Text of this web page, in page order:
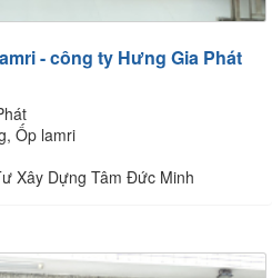
- công ty Hưng Gia Phát
Ốp lamri
Xây Dựng Tâm Đức Minh